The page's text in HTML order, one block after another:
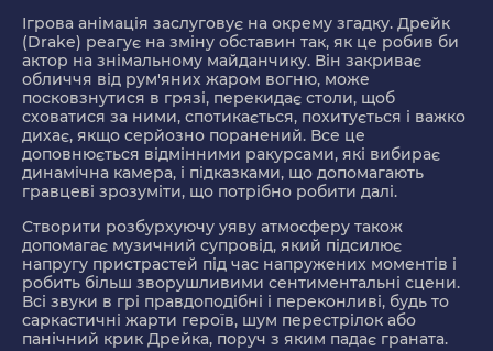
Ігрова анімація заслуговує на окрему згадку. Дрейк
(Drake) реагує на зміну обставин так, як це робив би
актор на знімальному майданчику. Він закриває
обличчя від рум'яних жаром вогню, може
посковзнутися в грязі, перекидає столи, щоб
сховатися за ними, спотикається, похитується і важко
дихає, якщо серйозно поранений. Все це
доповнюється відмінними ракурсами, які вибирає
динамічна камера, і підказками, що допомагають
гравцеві зрозуміти, що потрібно робити далі.
Створити розбурхуючу уяву атмосферу також
допомагає музичний супровід, який підсилює
напругу пристрастей під час напружених моментів і
робить більш зворушливими сентиментальні сцени.
Всі звуки в грі правдоподібні і переконливі, будь то
саркастичні жарти героїв, шум перестрілок або
панічний крик Дрейка, поруч з яким падає граната.